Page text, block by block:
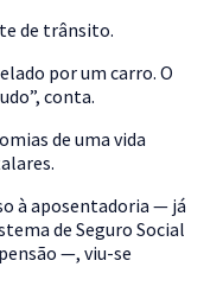
de trânsito.
por um carro. O
conta.
de uma vida
à aposentadoria — já
de Seguro Social
—, viu-se